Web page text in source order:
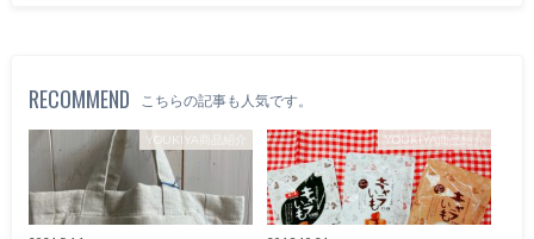
RECOMMEND こちらの記事も人気です。
YOUKIYA商品紹介 YOUKIYA商品紹介